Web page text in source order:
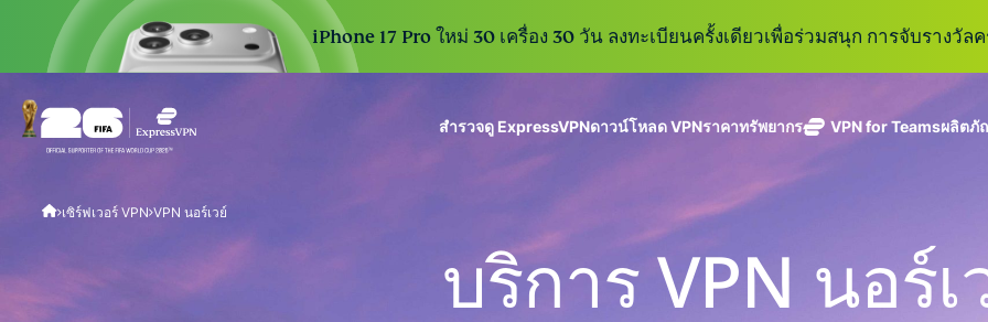
iPhone 17 Pro ใหม่ 30 เครื่อง 30 วัน ลงทะเบียนครั้งเดียวเพื่อร่วมสนุก การจับรางวัล
สำรวจดู ExpressVPN
นโยบายการไม่บันทึกข้อมูล
ใช้ได้บนหลายอุปกรณ์
เข้าถึงบริการออนไลน์อย่างปลอดภัย
สำรวจดูคุณสมบัติทั้งหมด
ดาวน์โหลด VPN
ใหม่
ราคาทรัพยากร
วิธีใช้งาน VPN
อธิบายการเข้าร
VPN for Teamsผลิตภั
to deploy, simple to manage, built to
ในสาขา
พร้อมเซิร์ฟเวอร์
ที่ปลอดภัยใน
ประเทศ 113
ExpressMailGuard
ปกป้องกล่องข้อความ
ขาเข้าและตัวตนของ
คุณ
eSIM
เซิร์ฟเวอร์ VPN VPN นอร์เวย์
บริการ VPN นอร์เ